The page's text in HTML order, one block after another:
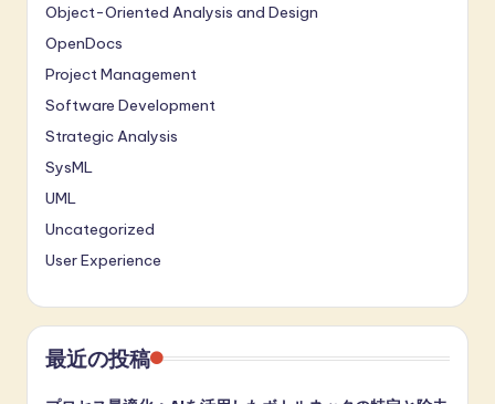
Object-Oriented Analysis and Design
OpenDocs
Project Management
Software Development
Strategic Analysis
SysML
UML
Uncategorized
User Experience
最近の投稿